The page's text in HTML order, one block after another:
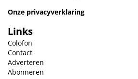
Onze privacyverklaring
Links
Colofon
Contact
Adverteren
Abonneren